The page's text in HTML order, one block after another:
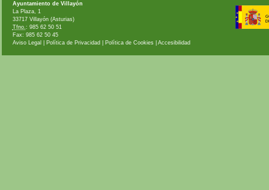
Ayuntamiento de Villayón
La Plaza, 1
33717 Villayón (Asturias)
Tfno.: 985 62 50 51
Fax: 985 62 50 45
Aviso Legal
Política de Privacidad Política de Cookies| Accesibilidad